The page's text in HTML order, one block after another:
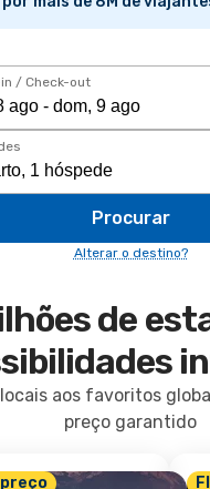
/ Check-out
Procurar
Alterar o destino?
de
aos favoritos
preço garantido
preço